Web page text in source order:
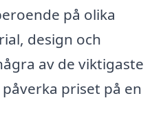
på olika
design och
av de viktigaste
priset på en